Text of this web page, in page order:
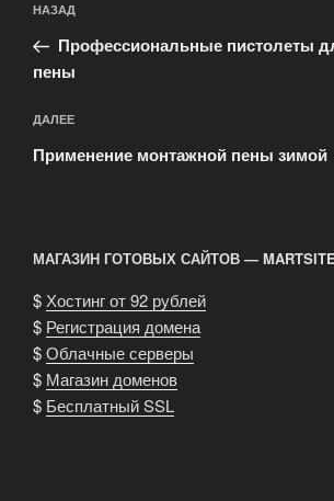
по
записям
Предыдущая
запись:
НАЗАД
Профессиональные пистолеты
пены
Следующая
запись
ДАЛЕЕ
Применение монтажной пены зимой
МАГАЗИН ГОТОВЫХ САЙТОВ —
$Хостинг от 92 рублей
$ Регистрация домена
$Облачные серверы
$ Магазин доменов
$ Бесплатный SSL